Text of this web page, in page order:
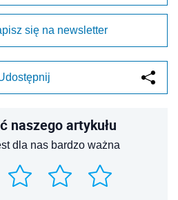
się na newsletter
naszego artykułu
dla nas bardzo ważna